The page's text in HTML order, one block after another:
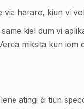
via hararo, kiun vi
kiel dum vi
miksita kun iom
atingi ĉi tiun